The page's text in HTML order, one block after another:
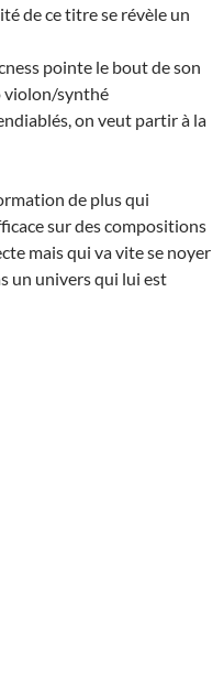
de ce titre se révèle un
pointe le bout de son
violon/synthé
on veut partir à la
de plus qui
sur des compositions
mais qui va vite se noyer
un univers qui lui est